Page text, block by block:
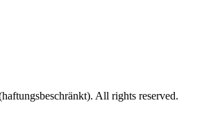
All rights reserved.